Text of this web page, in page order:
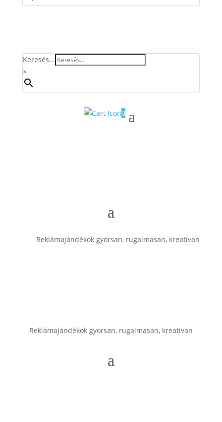
Keresés...
×
0
Reklámajándékok gyorsan, rugalmasan, kreatívan
Reklámajándékok gyorsan, rugalmasan, kreatívan